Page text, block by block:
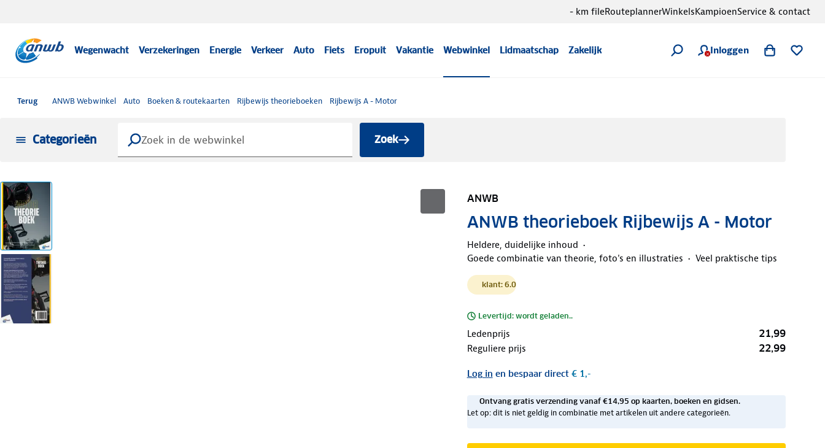
Wegenwacht Verzekeringen Energie Verkeer Auto Fiets Eropuit Vakantie Webwinkel Lidmaatschap Zakelijk Inloggen
- km fileRouteplannerWinkelsKampioenService & contact
Terug ANWB Webwinkel Auto Boeken & routekaarten Rijbewijs theorieboeken Rijbewijs A - Motor
Categorieën Zoek
ANWB
ANWB theorieboek Rijbewijs A - Motor
Heldere, duidelijke inhoud
Goede combinatie van theorie, foto's en illustraties
Veel praktische tips
klant: 6.0
Levertijd: wordt geladen..
Ledenprijs 21,99
Reguliere prijs 22,99
Log in en bespaar direct€ 1,-
Ontvang gratis verzending vanaf €14,95 op kaarten, boeken en gidsen.
Let op: dit is niet geldig in combinatie met artikelen uit andere categorieën.